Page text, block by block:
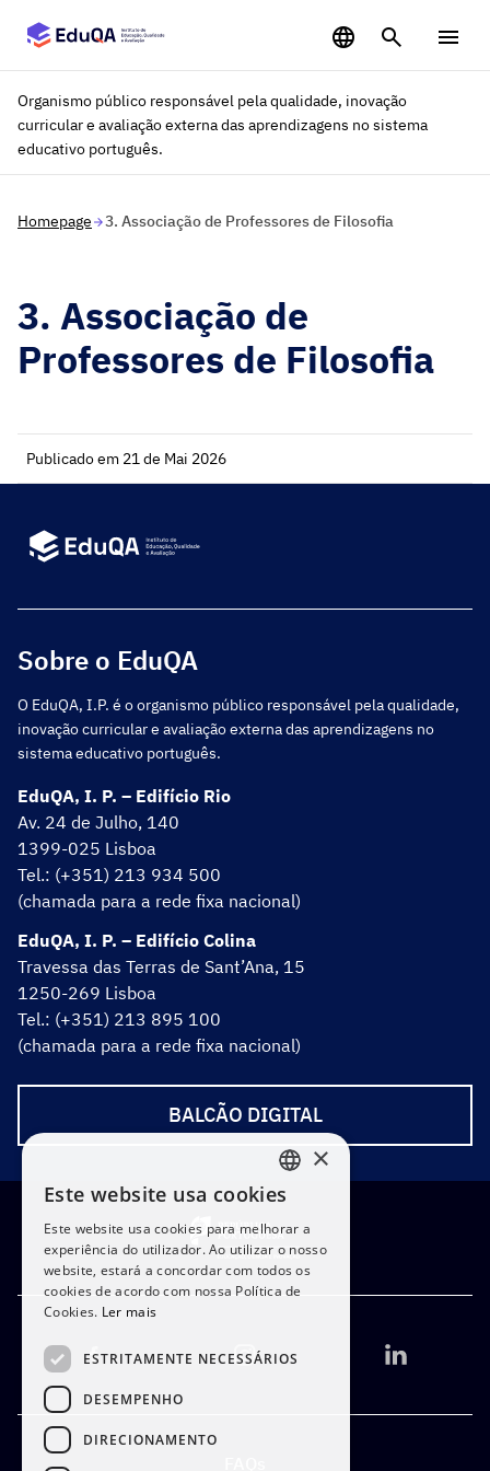
Organismo público responsável pela qualidade, inovação
curricular e avaliação externa das aprendizagens no sistema
educativo português.
Homepage 3. Associação de Professores de Filosofia
3. Associação de
Professores de Filosofia
Publicado em 21 de Mai 2026
Sobre o EduQA
O EduQA, I.P. é o organismo público responsável pela qualidade,
inovação curricular e avaliação externa das aprendizagens no
sistema educativo português.
EduQA, I. P. – Edifício Rio
Av. 24 de Julho, 140
1399-025 Lisboa
Tel.: (+351) 213 934 500
(chamada para a rede fixa nacional)
EduQA, I. P. – Edifício Colina
Travessa das Terras de Sant’Ana, 15
1250-269 Lisboa
Tel.: (+351) 213 895 100
(chamada para a rede fixa nacional)
BALCÃO DIGITAL
PORTUGUESE
ENGLISH
×
Este website usa cookies
Este website usa cookies para melhorar a
experiência do utilizador. Ao utilizar o nosso
website, estará a concordar com todos os
cookies de acordo com nossa Política de
Cookies. Ler mais
ESTRITAMENTE NECESSÁRIOS
DESEMPENHO
DIRECIONAMENTO